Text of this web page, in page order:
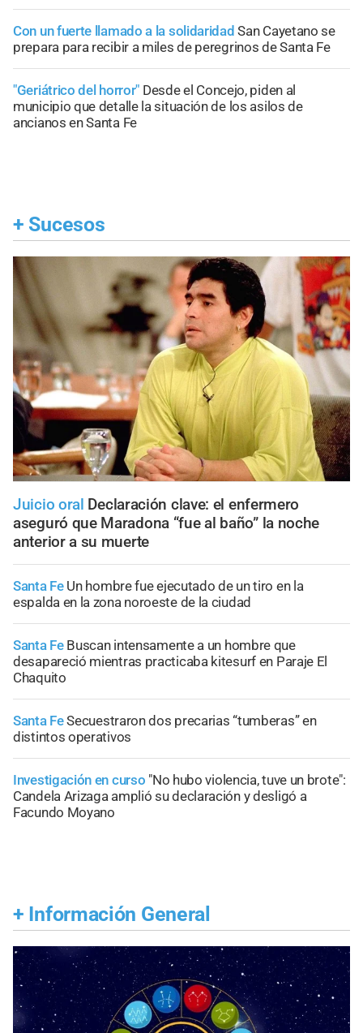
Con un fuerte llamado a la solidaridad San Cayetano se
prepara para recibir a miles de peregrinos de Santa Fe
"Geriátrico del horror" Desde el Concejo, piden al
municipio que detalle la situación de los asilos de
ancianos en Santa Fe
+ Sucesos
Juicio oral Declaración clave: el enfermero
aseguró que Maradona “fue al baño” la noche
anterior a su muerte
Santa Fe Un hombre fue ejecutado de un tiro en la
espalda en la zona noroeste de la ciudad
Santa Fe Buscan intensamente a un hombre que
desapareció mientras practicaba kitesurf en Paraje El
Chaquito
Santa FeSecuestraron dos precarias “tumberas” en
distintos operativos
Investigación en curso "No hubo violencia, tuve un brote":
Candela Arizaga amplió su declaración y desligó a
Facundo Moyano
+ Información General